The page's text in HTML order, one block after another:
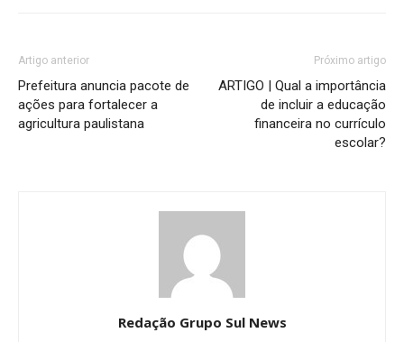
Artigo anterior
Prefeitura anuncia pacote de
ações para fortalecer a
agricultura paulistana
Próximo artigo
ARTIGO | Qual a importância
de incluir a educação
financeira no currículo
escolar?
Redação Grupo Sul News